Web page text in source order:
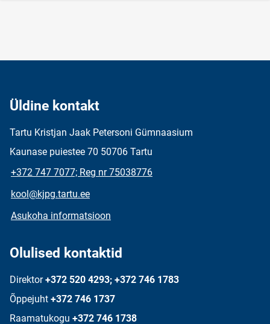
Üldine kontakt
Tartu Kristjan Jaak Petersoni Gümnaasium
Kaunase puiestee 70 50706 Tartu
+372 747 7077; Reg nr 75038776
kool@kjpg.tartu.ee
Asukoha informatsioon
Olulised kontaktid
Direktor +372 520 4293; +372 746 1783
Õppejuht +372 746 1737
Raamatukogu +372 746 1738